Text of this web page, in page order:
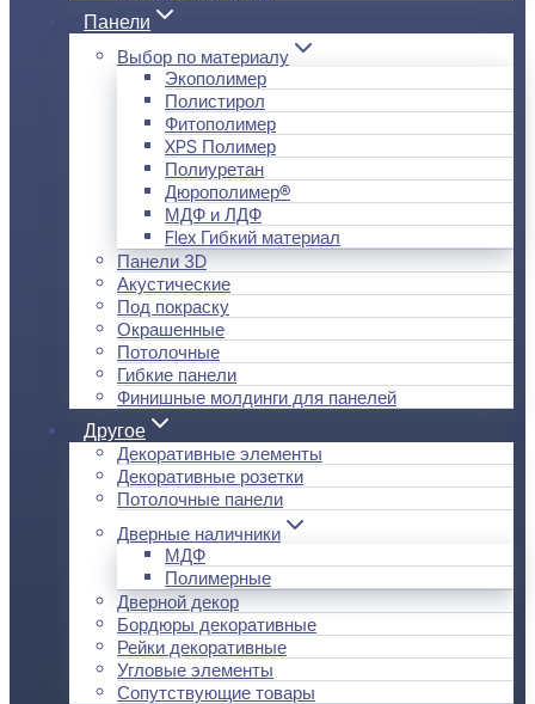
Панели
Выбор по материалу
Экополимер
Полистирол
Фитополимер
XPS Полимер
Полиуретан
Дюрополимер®
МДФ и ЛДФ
Flex Гибкий материал
Панели 3D
Акустические
Под покраску
Окрашенные
Потолочные
Гибкие панели
Финишные молдинги для панелей
Другое
Декоративные элементы
Декоративные розетки
Потолочные панели
Дверные наличники
МДФ
Полимерные
Дверной декор
Бордюры декоративные
Рейки декоративные
Угловые элементы
Сопутствующие товары